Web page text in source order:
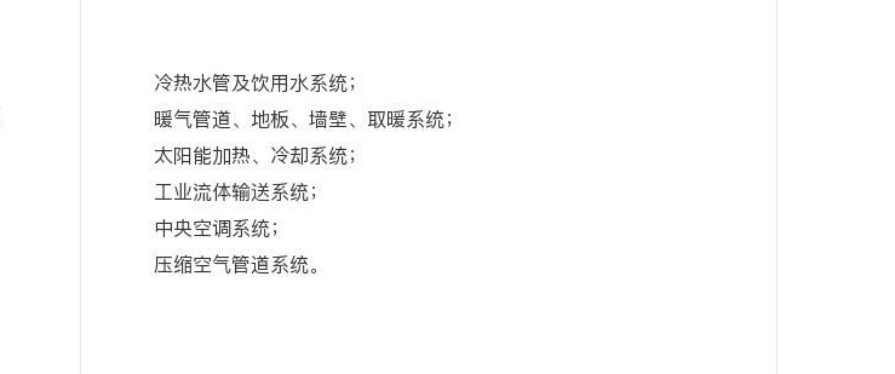
冷热水管及饮用水系统；
暖气管道、地板、墙壁、取暖系统；
太阳能加热、冷却系统；
工业流体输送系统；
中央空调系统；
压缩空气管道系统。